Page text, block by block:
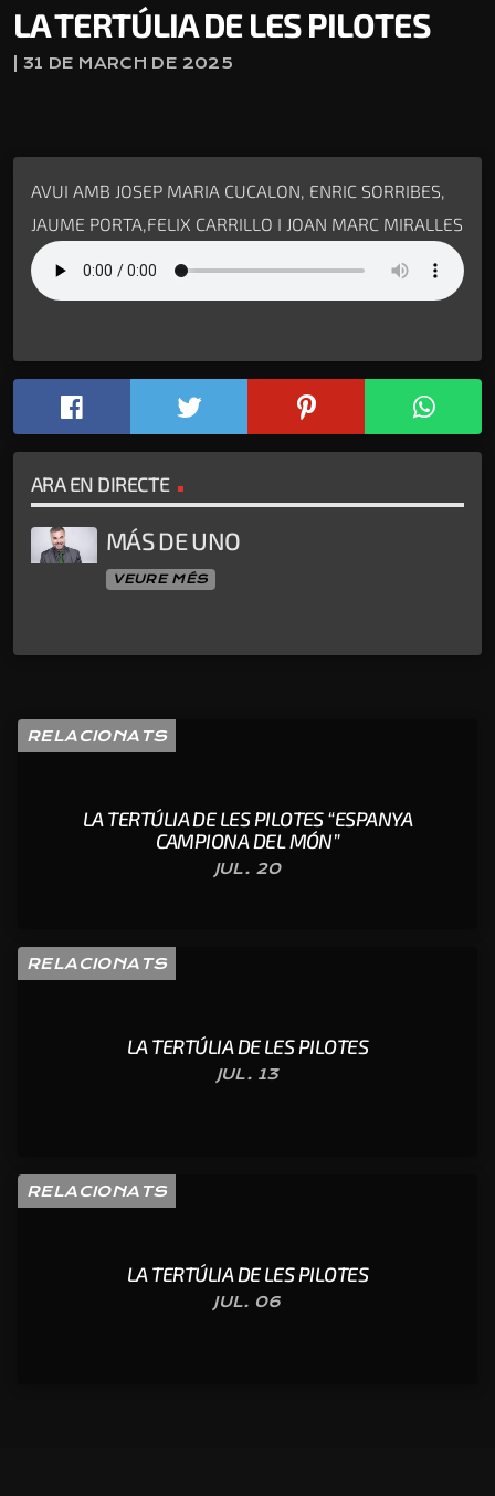
LA TERTÚLIA DE LES PILOTES
| 31 DE MARCH DE 2025
AVUI AMB JOSEP MARIA CUCALON, ENRIC SORRIBES,
JAUME PORTA,FELIX CARRILLO I JOAN MARC MIRALLES
ARA EN DIRECTE
MÁS DE UNO
VEURE MÉS
RELACIONATS
LA TERTÚLIA DE LES PILOTES “ESPANYA
CAMPIONA DEL MÓN”
JUL. 20
RELACIONATS
LA TERTÚLIA DE LES PILOTES
JUL. 13
RELACIONATS
LA TERTÚLIA DE LES PILOTES
JUL. 06